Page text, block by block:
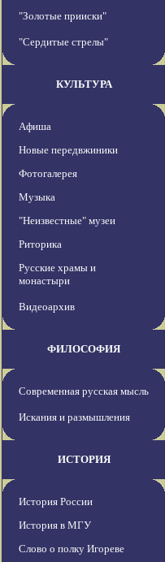
"Золотые прииски"
"Сердитые стрелы"
КУЛЬТУРА
Афиша
Новые передвжиники
Фотогалерея
Музыка
"Неизвестные" музеи
Риторика
Русские храмы и
монастыри
Видеоархив
ФИЛОСОФИЯ
Современная русская мысль
Искания и размышления
ИСТОРИЯ
История России
История в МГУ
Слово о полку Игореве